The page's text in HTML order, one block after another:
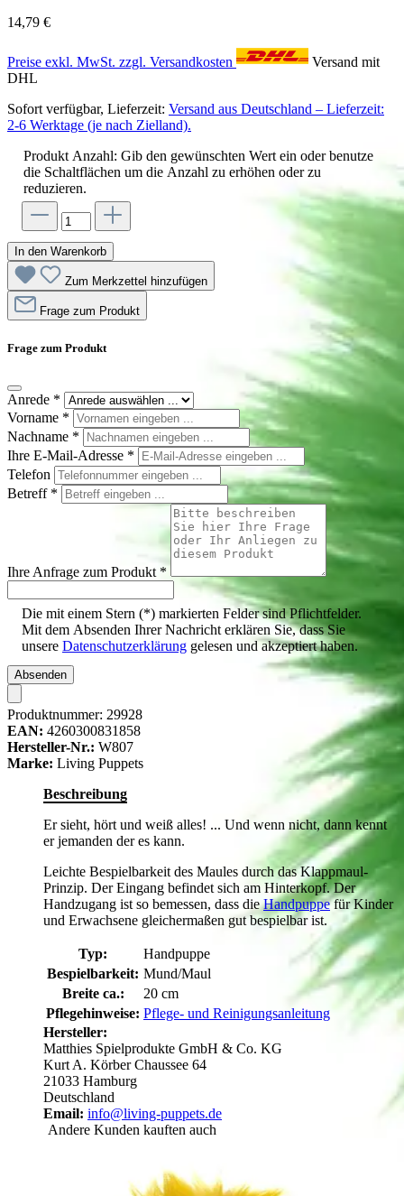
14,79 €
Preise exkl. MwSt. zzgl. Versandkosten
Versand mit
DHL
Sofort verfügbar, Lieferzeit: Versand aus Deutschland – Lieferzeit:
2-6 Werktage (je nach Zielland).
Produkt Anzahl: Gib den gewünschten Wert ein oder benutze
die Schaltflächen um die Anzahl zu erhöhen oder zu
reduzieren.
In den Warenkorb
Zum Merkzettel hinzufügen
Frage zum Produkt
Frage zum Produkt
Anrede *
Vorname *
Nachname *
Ihre E-Mail-Adresse *
Telefon
Betreff *
Ihre Anfrage zum Produkt *
Die mit einem Stern (*) markierten Felder sind Pflichtfelder.
Mit dem Absenden Ihrer Nachricht erklären Sie, dass Sie
unsere Datenschutzerklärung gelesen und akzeptiert haben.
Absenden
Produktnummer: 29928
EAN: 4260300831858
Hersteller-Nr.: W807
Marke: Living Puppets
Beschreibung
Er sieht, hört und weiß alles! ... Und wenn nicht, dann kennt
er jemanden der es kann.
Leichte Bespielbarkeit des Maules durch das Klappmaul-
Prinzip. Der Eingang befindet sich am Hinterkopf. Der
Handzugang ist so bemessen, dass dieHandpuppefür Kinder
und Erwachsene gleichermaßen gut bespielbar ist.
Typ:
Handpuppe
Bespielbarkeit: Mund/Maul
Breite ca.:
20 cm
Pflegehinweise: Pflege- und Reinigungsanleitung
Hersteller:
Matthies Spielprodukte GmbH & Co. KG
Kurt A. Körber Chaussee 64
21033 Hamburg
Deutschland
Email: info@living-puppets.de
Andere Kunden kauften auch